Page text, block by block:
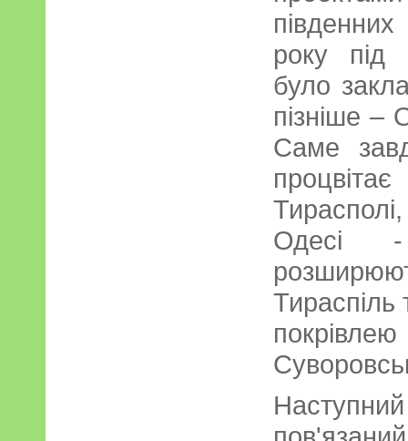
року під
було
пізніше –
Саме
Одесі
Наступний